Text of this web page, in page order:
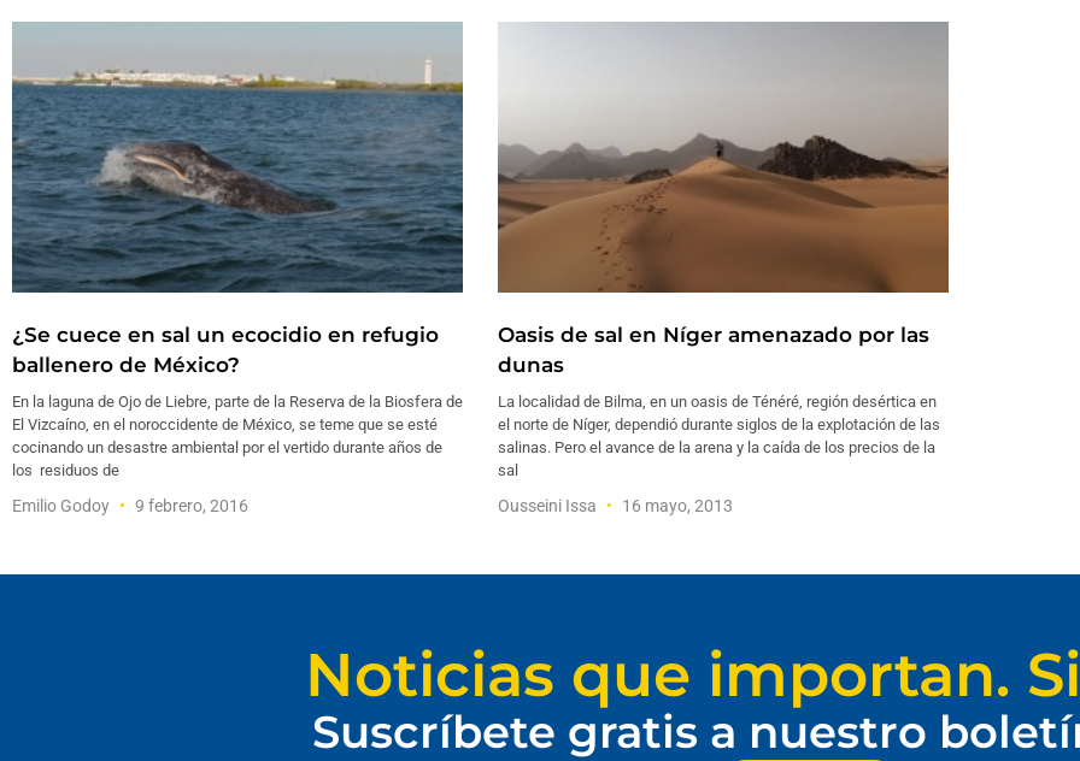
¿Se cuece en sal un ecocidio en refugio
ballenero de México?
En la laguna de Ojo de Liebre, parte de la Reserva de la Biosfera de
El Vizcaíno, en el noroccidente de México, se teme que se esté
cocinando un desastre ambiental por el vertido durante años de
los residuos de
Emilio Godoy 9 febrero, 2016
Oasis de sal en Níger amenazado por las
dunas
La localidad de Bilma, en un oasis de Ténéré, región desértica en
el norte de Níger, dependió durante siglos de la explotación de las
salinas. Pero el avance de la arena y la caída de los precios de la
sal
Ousseini Issa 16 mayo, 2013
Noticias que importan.
Suscríbete gratis a nuestro